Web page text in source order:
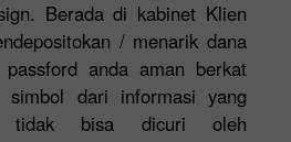
Berada di kabinet Klien
/ menarik dana
anda aman berkat
simbol dari informasi yang
tidak bisa dicuri oleh